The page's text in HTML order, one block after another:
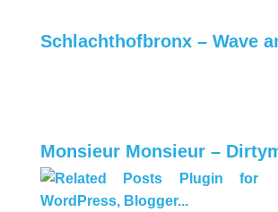
Schlachthofbronx – Wave
Monsieur Monsieur –